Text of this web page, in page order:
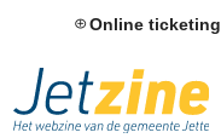
Online ticketing